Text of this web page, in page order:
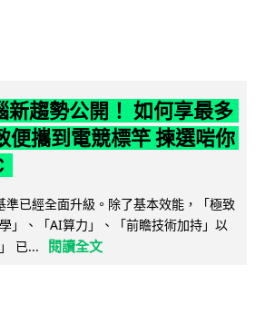
趨勢公開！ 如何享最多
攜到電競標竿 揀選啱你
已經全面升級。除了基本效能，「極致
」、「AI算力」、「前瞻技術加持」以
已...
閱讀全文